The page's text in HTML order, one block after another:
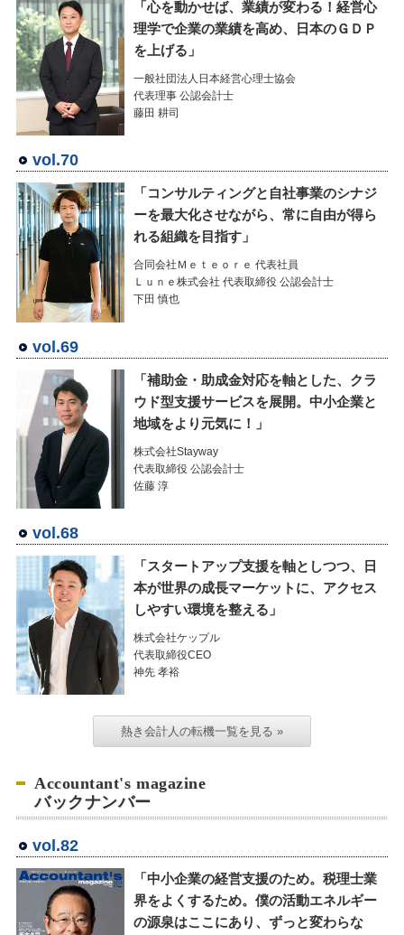
「心を動かせば、業績が変わる！経営心
理学で企業の業績を高め、日本のＧＤＰ
を上げる」
一般社団法人日本経営心理士協会
代表理事 公認会計士
藤田 耕司
vol.70
「コンサルティングと自社事業のシナジ
ーを最大化させながら、常に自由が得ら
れる組織を目指す」
合同会社Ｍｅｔｅｏｒｅ 代表社員
Ｌｕｎｅ株式会社 代表取締役 公認会計士
下田 慎也
vol.69
「補助金・助成金対応を軸とした、クラ
ウド型支援サービスを展開。中小企業と
地域をより元気に！」
株式会社Stayway
代表取締役 公認会計士
佐藤 淳
vol.68
「スタートアップ支援を軸としつつ、日
本が世界の成長マーケットに、アクセス
しやすい環境を整える」
株式会社ケップル
代表取締役CEO
神先 孝裕
熱き会計人の転機一覧を見る »
Accountant's magazine
バックナンバー
vol.82
「中小企業の経営支援のため。税理士業
界をよくするため。僕の活動エネルギー
の源泉はここにあり、ずっと変わらな